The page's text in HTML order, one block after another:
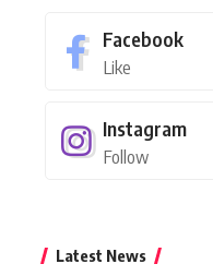
Facebook
Like
Instagram
Follow
Latest News